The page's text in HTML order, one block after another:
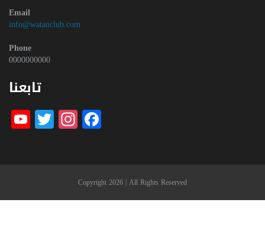
Email
info@watanclub.com
Phone
0000000000
تابعنا
Facebook
Copyright 2026 | All Rights Reserved